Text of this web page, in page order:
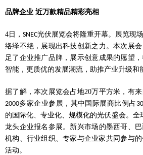
品牌企业 近万款精品精彩亮相
4 日， SNEC光伏展览会将隆重开幕。展览现
络绎不绝，展现出科技创新之力。本次展
足了企业推广品牌，展示创意成果的愿望
智能，更质优的发展潮流，助推产业升级和
据了解，本次展览会占地20万平方米，有
2000多家企业参展，其中国际展商比例占
的国际化、专业化、规模化的光伏盛会。全
龙头企业报名参展。新兴市场的墨西哥、
机构、行业组织、专家与企业家共同参与
活动。